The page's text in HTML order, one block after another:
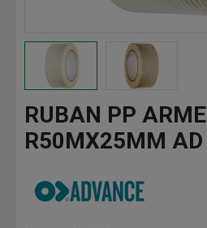
RUBAN PP ARME
R50MX25MM AD